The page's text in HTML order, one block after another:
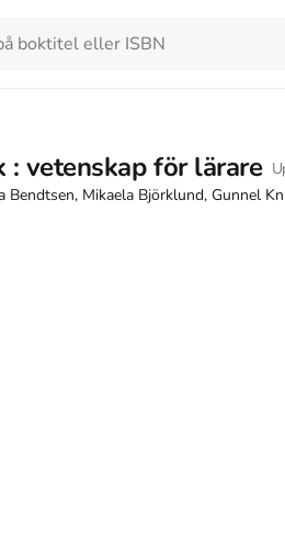
vetenskap för lärare
Bendtsen, Mikaela Björklund, Gunnel